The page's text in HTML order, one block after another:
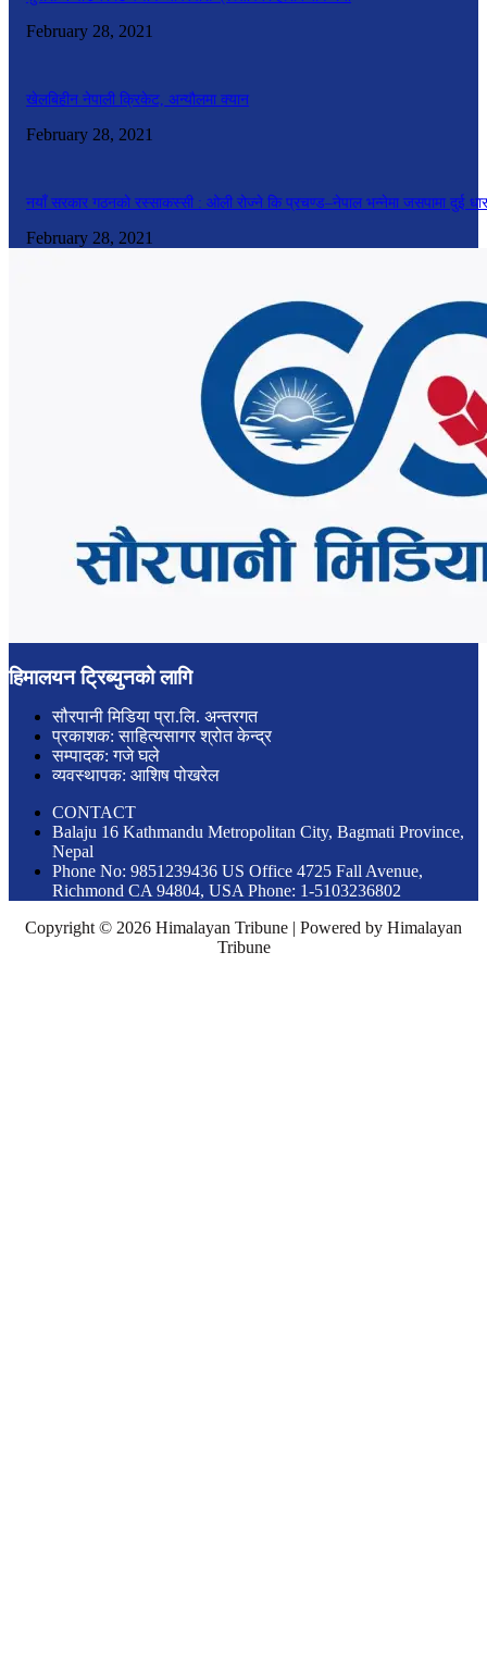
February 28, 2021
खेलबिहीन नेपाली क्रिकेट, अन्यौलमा क्यान
February 28, 2021
नयाँ सरकार गठनको रस्साकस्सी : ओली रोज्ने कि प्रचण्ड–नेपाल भन्नेमा जसपामा दुई धार
February 28, 2021
हिमालयन ट्रिब्युनको लागि
सौरपानी मिडिया प्रा.लि. अन्तरगत
प्रकाशक: साहित्यसागर श्रोत केन्द्र
सम्पादक: गजे घले
व्यवस्थापक: आशिष पोखरेल
CONTACT
Balaju 16 Kathmandu Metropolitan City, Bagmati Province,
Nepal
Phone No: 9851239436 US Office 4725 Fall Avenue,
Richmond CA 94804, USA Phone: 1-5103236802
Copyright © 2026 Himalayan Tribune | Powered by Himalayan
Tribune